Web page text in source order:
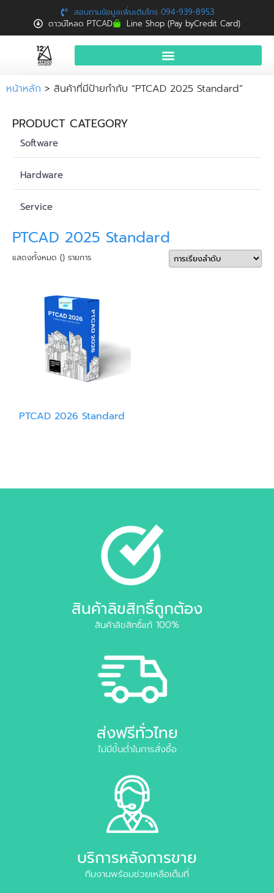
สอบถามข้อมูลเพิ่มเติมโทร 094-939-8953
ดาวน์โหลด PTCAD
Line Shop (Pay byCredit Card)
หน้าแรก
News
หน้าหลัก > สินค้าที่มีป้ายกำกับ “PTCAD 2025 Standard”
PRODUCT CATEGORY
Software
Hardware
Service
PTCAD 2025 Standard
แสดงทั้งหมด () รายการ
PTCAD 2026 Standard
สินค้าลิขสิทธิ์ถูกต้อง
สินค้าลิขสิทธิ์แท้ 100%
ส่งฟรีทั่วไทย
ไม่มีขั้นต่ำในการสั่งซื้อ
บริการหลังการขาย
ทีมงานพร้อมช่วยเหลือเต็มที่